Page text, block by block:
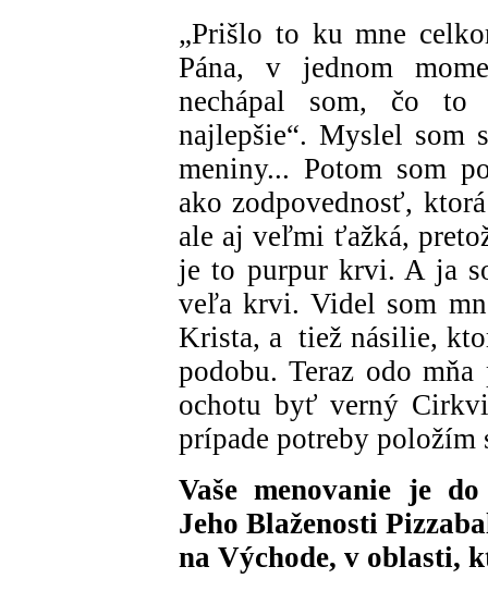
„Prišlo to ku mne
Pána, v jednom
nechápal som, čo to
najlepšie“. Myslel som
meniny... Potom som
ako zodpovednosť,
ale aj veľmi ťažká,
je to purpur krvi. A ja
veľa krvi. Videl som
Krista, a tiež násilie,
podobu. Teraz odo
ochotu byť verný
prípade potreby položím
Vaše menovanie je
Jeho Blaženosti
na Východe, v oblasti,